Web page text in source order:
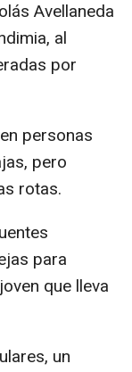
Avellaneda
al
por
personas
pero
rotas.
para
que lleva
un